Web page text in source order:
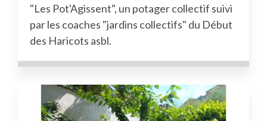
"Les Pot'Agissent", un potager collectif suivi
par les coaches "jardins collectifs" du Début
des Haricots asbl.